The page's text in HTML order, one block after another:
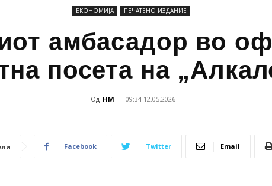
ЕКОНОМИЈА ПЕЧАТЕНО ИЗДАНИЕ
амбасадор во
посета на
Од НМ - 09:34 12.05.2026
Facebook Twitter Email